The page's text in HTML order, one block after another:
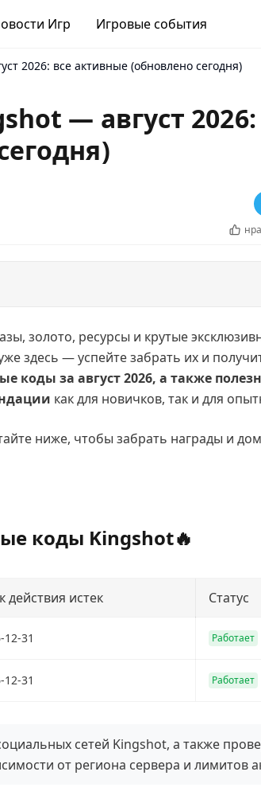
Игр Игровые события
2026: все активные (обновлено сегодня)
— август 2026:
золото, ресурсы и крутые
здесь — успейте забрать их и
коды за август 2026, а также
как для новичков, так и для
ниже, чтобы забрать награды и
коды Kingshot🔥
действия истек Статус
12-31 Работает
12-31 Работает
сетей Kingshot, а также
от региона сервера и лимитов